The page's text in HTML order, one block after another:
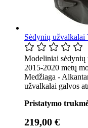
Sėdynių užvalkalai
Modeliniai sėdynių
2015-2020 metų
Medžiaga -
užvalkalai galvos
Pristatymo
219,00 €